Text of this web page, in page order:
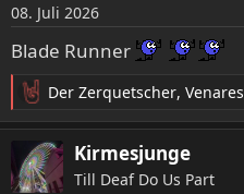
n
e
n
08. Juli 2026
Blade Runner
R
e
k
t
Der Zerquetscher, Venares
Kirmesjunge
Till Deaf Do Us Part